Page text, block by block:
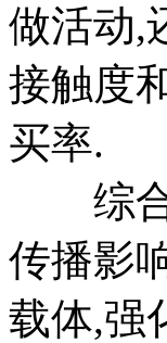
做活动,
接触度
买率.
综合
传播影
载体,强